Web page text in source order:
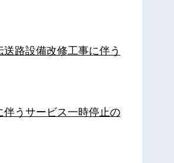
路設備改修工事に伴う
うサービス一時停止の